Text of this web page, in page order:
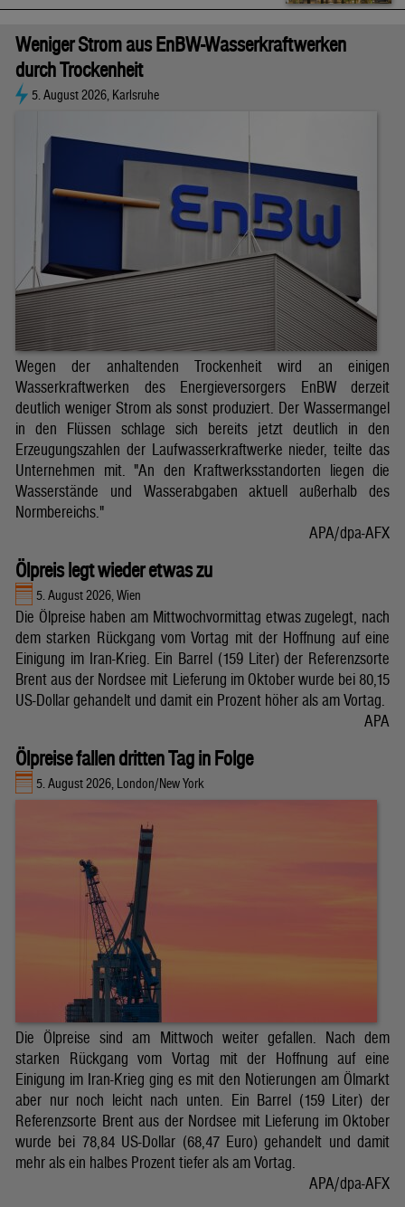
Weniger Strom aus EnBW-Wasserkraftwerken
durch Trockenheit
5. August 2026, Karlsruhe
Wegen der anhaltenden Trockenheit wird an einigen
Wasserkraftwerken des Energieversorgers EnBW derzeit
deutlich weniger Strom als sonst produziert. Der Wassermangel
in den Flüssen schlage sich bereits jetzt deutlich in den
Erzeugungszahlen der Laufwasserkraftwerke nieder, teilte das
Unternehmen mit. "An den Kraftwerksstandorten liegen die
Wasserstände und Wasserabgaben aktuell außerhalb des
Normbereichs."
APA/dpa-AFX
Ölpreis legt wieder etwas zu
5. August 2026, Wien
Die Ölpreise haben am Mittwochvormittag etwas zugelegt, nach
dem starken Rückgang vom Vortag mit der Hoffnung auf eine
Einigung im Iran-Krieg. Ein Barrel (159 Liter) der Referenzsorte
Brent aus der Nordsee mit Lieferung im Oktober wurde bei 80,15
US-Dollar gehandelt und damit ein Prozent höher als am Vortag.
APA
Ölpreise fallen dritten Tag in Folge
5. August 2026, London/New York
Die Ölpreise sind am Mittwoch weiter gefallen. Nach dem
starken Rückgang vom Vortag mit der Hoffnung auf eine
Einigung im Iran-Krieg ging es mit den Notierungen am Ölmarkt
aber nur noch leicht nach unten. Ein Barrel (159 Liter) der
Referenzsorte Brent aus der Nordsee mit Lieferung im Oktober
wurde bei 78,84 US-Dollar (68,47 Euro) gehandelt und damit
mehr als ein halbes Prozent tiefer als am Vortag.
APA/dpa-AFX